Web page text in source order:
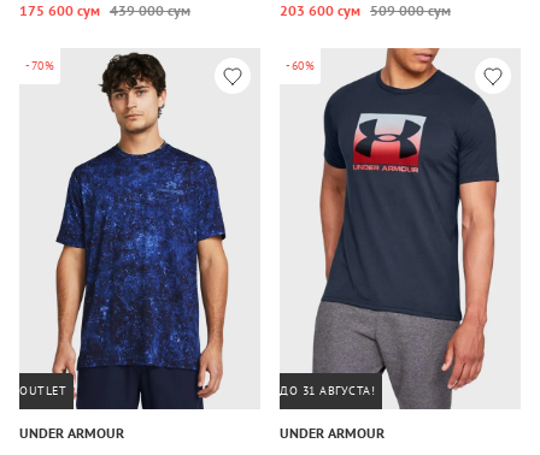
175 600 сум 439 000 сум 203 600 сум 509 000 сум
-70%
OUTLET
UNDER ARMOUR
-60%
ДО 31 АВГУСТА!
UNDER ARMOUR